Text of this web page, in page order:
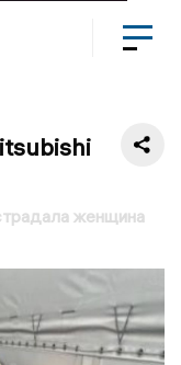
женщина